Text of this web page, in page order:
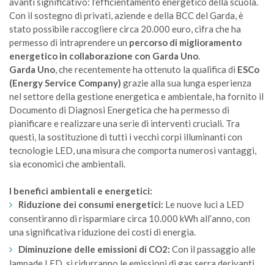
Con il sostegno di privati, aziende e della BCC del Garda, è
stato possibile raccogliere circa 20.000 euro, cifra che ha
permesso di intraprendere un percorso di miglioramento
energetico in collaborazione con Garda Uno.
Garda Uno, che recentemente ha ottenuto la qualifica di ESCo
(Energy Service Company) grazie alla sua lunga esperienza
nel settore della gestione energetica e ambientale, ha fornito il
Documento di Diagnosi Energetica che ha permesso di
pianificare e realizzare una serie di interventi cruciali. Tra
questi, la sostituzione di tutti i vecchi corpi illuminanti con
tecnologie LED, una misura che comporta numerosi vantaggi,
sia economici che ambientali.
I benefici ambientali e energetici:
Riduzione dei consumi energetici: Le nuove luci a LED
consentiranno di risparmiare circa 10.000 kWh all’anno, con
una significativa riduzione dei costi di energia.
Diminuzione delle emissioni di CO2: Con il passaggio alle